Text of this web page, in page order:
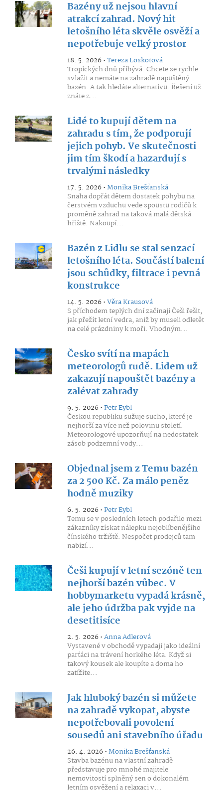
Bazény už nejsou hlavní
atrakcí zahrad. Nový hit
letošního léta skvěle osvěží a
nepotřebuje velký prostor
18. 5. 2026 •Tereza Loskotová
Tropických dnů přibývá. Chcete se rychle
svlažit a nemáte na zahradě napuštěný
bazén. A tak hledáte alternativu. Řešení už
znáte z...
Lidé to kupují dětem na
zahradu s tím, že podporují
jejich pohyb. Ve skutečnosti
jim tím škodí a hazardují s
trvalými následky
17. 5. 2026 •Monika Brešťanská
Snaha dopřát dětem dostatek pohybu na
čerstvém vzduchu vede spoustu rodičů k
proměně zahrad na taková malá dětská
hřiště. Nakoupí...
Bazén z Lidlu se stal senzací
letošního léta. Součástí balení
jsou schůdky, filtrace i pevná
konstrukce
14. 5. 2026 •Věra Krausová
S příchodem teplých dní začínají Češi řešit,
jak přežít letní vedra, aniž by museli odletět
na celé prázdniny k moři. Vhodným...
Česko svítí na mapách
meteorologů rudě. Lidem už
zakazují napouštět bazény a
zalévat zahrady
9. 5. 2026 •Petr Eybl
Českou republiku sužuje sucho, které je
nejhorší za více než polovinu století.
Meteorologové upozorňují na nedostatek
zásob podzemní vody...
Objednal jsem z Temu bazén
za 2 500 Kč. Za málo peněz
hodně muziky
6. 5. 2026 •Petr Eybl
Temu se v posledních letech podařilo mezi
zákazníky získat nálepku nejoblíbenějšího
čínského tržiště. Nespočet prodejců tam
nabízí...
Češi kupují v letní sezóně ten
nejhorší bazén vůbec. V
hobbymarketu vypadá krásně,
ale jeho údržba pak vyjde na
desetitisíce
2. 5. 2026 •Anna Adlerová
Vystavené v obchodě vypadají jako ideální
parťáci na trávení horkého léta. Když si
takový kousek ale koupíte a doma ho
zatížíte...
Jak hluboký bazén si můžete
na zahradě vykopat, abyste
nepotřebovali povolení
sousedů ani stavebního úřadu
26. 4. 2026 •Monika Brešťanská
Stavba bazénu na vlastní zahradě
představuje pro mnohé majitele
nemovitostí splněný sen o dokonalém
letním osvěžení a relaxaci v...